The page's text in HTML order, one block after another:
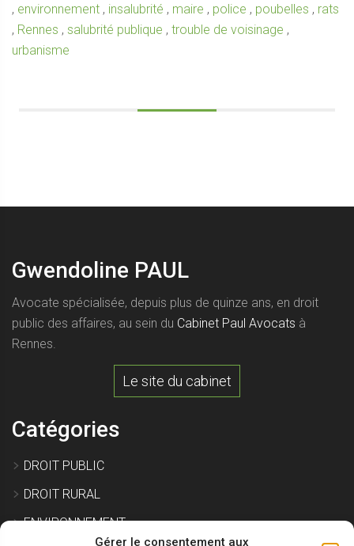
Gérer le consentement aux
, environnement , insalubrité , maire , police , poubelles , rats
, Rennes , salubrité publique , trouble de voisinage ,
urbanisme
Gwendoline PAUL
Avocate spécialisée, depuis plus de quinze ans, en droit
public des affaires, au sein du Cabinet Paul Avocats à
Rennes.
Le site du cabinet
Catégories
DROIT PUBLIC
DROIT RURAL
ENVIRONNEMENT